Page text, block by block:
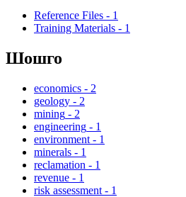
Reference Files - 1
Training Materials - 1
Шошго
economics - 2
geology - 2
mining - 2
engineering - 1
environment - 1
minerals - 1
reclamation - 1
revenue - 1
risk assessment - 1